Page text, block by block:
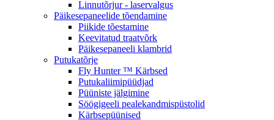
Linnutõrjur - laservalgus
Päikesepaneelide tõendamine
Piikide tõestamine
Keevitatud traatvõrk
Päikesepaneeli klambrid
Putukatõrje
Fly Hunter ™ Kärbsed
Putukaliimipüüdjad
Püüniste jälgimine
Söögigeeli pealekandmispüstolid
Kärbsepüünised